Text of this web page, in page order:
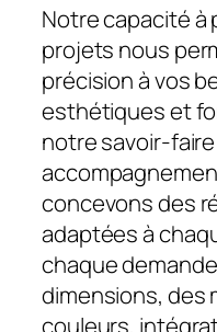
Notre capacité à
projets nous
précision à vos
esthétiques et
notre savoir-
concevons des
adaptées à
chaque
dimensions, des
couleurs,